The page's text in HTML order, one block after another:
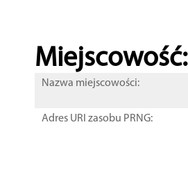
Miejscowość:
Nazwa miejscowości:
Adres URI zasobu PRNG: